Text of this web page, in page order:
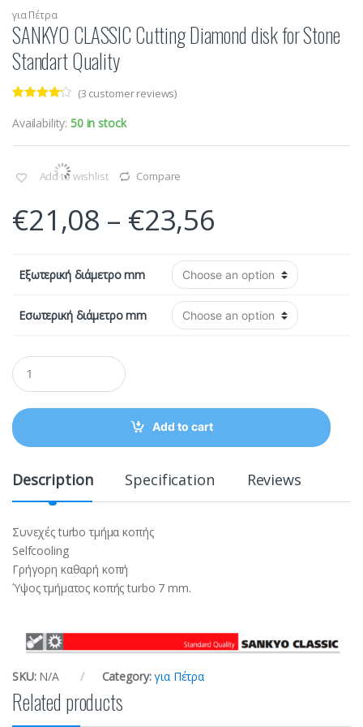
για Πέτρα
SANKYO CLASSIC Cutting Diamond disk for Stone
Standart Quality
out of 5
customer
(3 customer reviews)
Availability:50 in stock
Add to wishlist Compare
€21,08 – €23,56
Εξωτερική διάμετρο mm
Εσωτερική διάμετρο mm
Q
u
a
t
i
Add to cart
Description Specification Reviews
Συνεχές turbo τμήμα κοπής
Selfcooling
Γρήγορη καθαρή κοπή
Ύψος τμήματος κοπής turbo 7 mm.
SKU: N/A Category:για Πέτρα
Related products